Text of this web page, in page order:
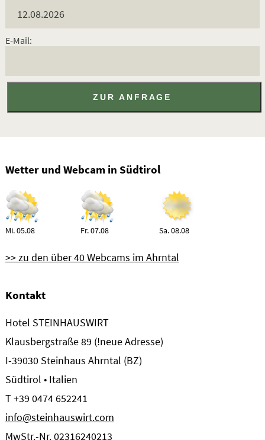
E-Mail:
Wetter und Webcam in Südtirol
Mi. 05.08 Fr. 07.08 Sa. 08.08
>> zu den über 40 Webcams im Ahrntal
Kontakt
Hotel STEINHAUSWIRT
Klausbergstraße 89 (!neue Adresse)
I-39030 Steinhaus Ahrntal (BZ)
Südtirol • Italien
T +39 0474 652241
info@steinhauswirt.com
MwStr.-Nr. 02316240213